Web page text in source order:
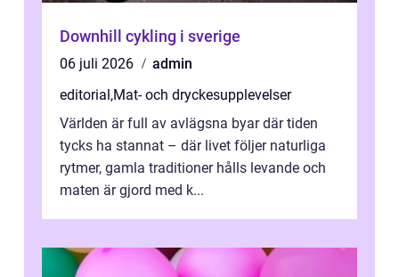
Downhill cykling i sverige
06 juli 2026
admin
editorial ,Mat- och dryckesupplevelser
Världen är full av avlägsna byar där tiden
tycks ha stannat – där livet följer naturliga
rytmer, gamla traditioner hålls levande och
maten är gjord med k...